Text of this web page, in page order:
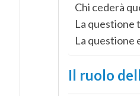
Chi cederà
La questione
La questione
Il ruolo